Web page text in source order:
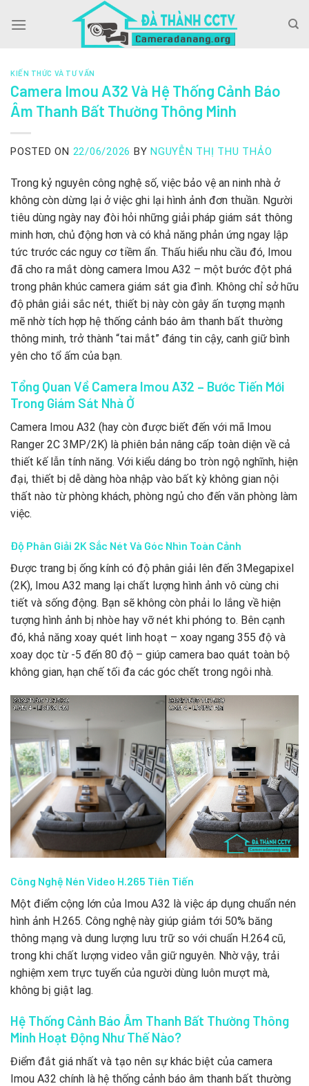
KIẾN THỨC VÀ TƯ VẤN
Camera Imou A32 Và Hệ Thống Cảnh Báo
Âm Thanh Bất Thường Thông Minh
POSTED ON 22/06/2026 BY NGUYỄN THỊ THU THẢO
Trong kỷ nguyên công nghệ số, việc bảo vệ an ninh nhà ở
không còn dừng lại ở việc ghi lại hình ảnh đơn thuần. Người
tiêu dùng ngày nay đòi hỏi những giải pháp giám sát thông
minh hơn, chủ động hơn và có khả năng phản ứng ngay lập
tức trước các nguy cơ tiềm ẩn. Thấu hiểu nhu cầu đó, Imou
đã cho ra mắt dòng camera Imou A32 – một bước đột phá
trong phân khúc camera giám sát gia đình. Không chỉ sở hữu
độ phân giải sắc nét, thiết bị này còn gây ấn tượng mạnh
mẽ nhờ tích hợp hệ thống cảnh báo âm thanh bất thường
thông minh, trở thành “tai mắt” đáng tin cậy, canh giữ bình
yên cho tổ ấm của bạn.
Tổng Quan Về Camera Imou A32 – Bước Tiến Mới
Trong Giám Sát Nhà Ở
Camera Imou A32 (hay còn được biết đến với mã Imou
Ranger 2C 3MP/2K) là phiên bản nâng cấp toàn diện về cả
thiết kế lẫn tính năng. Với kiểu dáng bo tròn ngộ nghĩnh, hiện
đại, thiết bị dễ dàng hòa nhập vào bất kỳ không gian nội
thất nào từ phòng khách, phòng ngủ cho đến văn phòng làm
việc.
Độ Phân Giải 2K Sắc Nét Và Góc Nhìn Toàn Cảnh
Được trang bị ống kính có độ phân giải lên đến 3Megapixel
(2K), Imou A32 mang lại chất lượng hình ảnh vô cùng chi
tiết và sống động. Bạn sẽ không còn phải lo lắng về hiện
tượng hình ảnh bị nhòe hay vỡ nét khi phóng to. Bên cạnh
đó, khả năng xoay quét linh hoạt – xoay ngang 355 độ và
xoay dọc từ -5 đến 80 độ – giúp camera bao quát toàn bộ
không gian, hạn chế tối đa các góc chết trong ngôi nhà.
Công Nghệ Nén Video H.265 Tiên Tiến
Một điểm cộng lớn của Imou A32 là việc áp dụng chuẩn nén
hình ảnh H.265. Công nghệ này giúp giảm tới 50% băng
thông mạng và dung lượng lưu trữ so với chuẩn H.264 cũ,
trong khi chất lượng video vẫn giữ nguyên. Nhờ vậy, trải
nghiệm xem trực tuyến của người dùng luôn mượt mà,
không bị giật lag.
Hệ Thống Cảnh Báo Âm Thanh Bất Thường Thông
Minh Hoạt Động Như Thế Nào?
Điểm đắt giá nhất và tạo nên sự khác biệt của camera
Imou A32 chính là hệ thống cảnh báo âm thanh bất thường